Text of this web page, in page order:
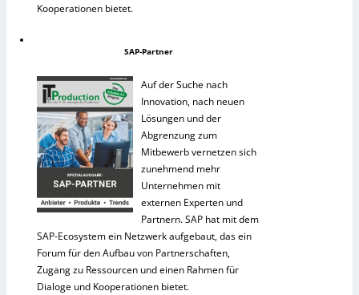
Kooperationen bietet.
SAP-Partner
Auf der Suche nach
Innovation, nach neuen
Lösungen und der
Abgrenzung zum
Mitbewerb vernetzen sich
zunehmend mehr
Unternehmen mit
externen Experten und
Partnern. SAP hat mit dem
SAP-Ecosystem ein Netzwerk aufgebaut, das ein
Forum für den Aufbau von Partnerschaften,
Zugang zu Ressourcen und einen Rahmen für
Dialoge und Kooperationen bietet.